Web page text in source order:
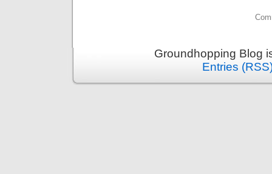
Groundhopping Blog
Entries